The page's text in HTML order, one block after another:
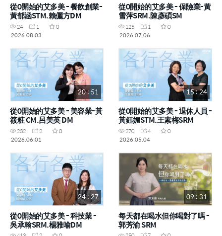
從0開始的艾多美 - 餐飲創業-
黃郁涵STM.賴儷方DM
24 1
0
2026.08.03
從0開始的艾多美 - 保險業-黃
雪萍SRM.陳彥碩SM
125 1
0
2026.07.06
20 : 51
從0開始的艾多美 - 美容業-黃
筱粧 CM.呂美英 DM
232 2
0
2026.06.01
15 : 24
從0開始的艾多美 - 退休人員 -
黃鈺媚STM.王素梅SRM
270 4
0
2026.05.04
24 : 27
從0開始的艾多美 - 科技業 -
吳承翰SRM.楊雅喻DM
09 : 31
每天都在喝水但你喝對了嗎 -
郭芳渝 SRM